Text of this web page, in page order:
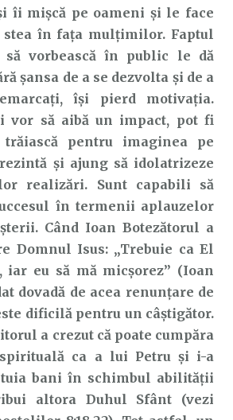
îi mișcă pe oameni și le face
stea în fața mulțimilor. Faptul
să vorbească în public le dă
șansa de a se dezvolta și de a
își pierd motivația.
vor să aibă un impact, pot fi
pentru imaginea pe
și ajung să idolatrizeze
realizări. Sunt capabili să
în termenii aplauzelor
Când Ioan Botezătorul a
Domnul Isus: „Trebuie ca El
iar eu să mă micșorez” (Ioan
dovadă de acea renunțare de
dificilă pentru un câștigător.
a crezut că poate cumpăra
ca a lui Petru și i-a
bani în schimbul abilității
altora Duhul Sfânt (vezi